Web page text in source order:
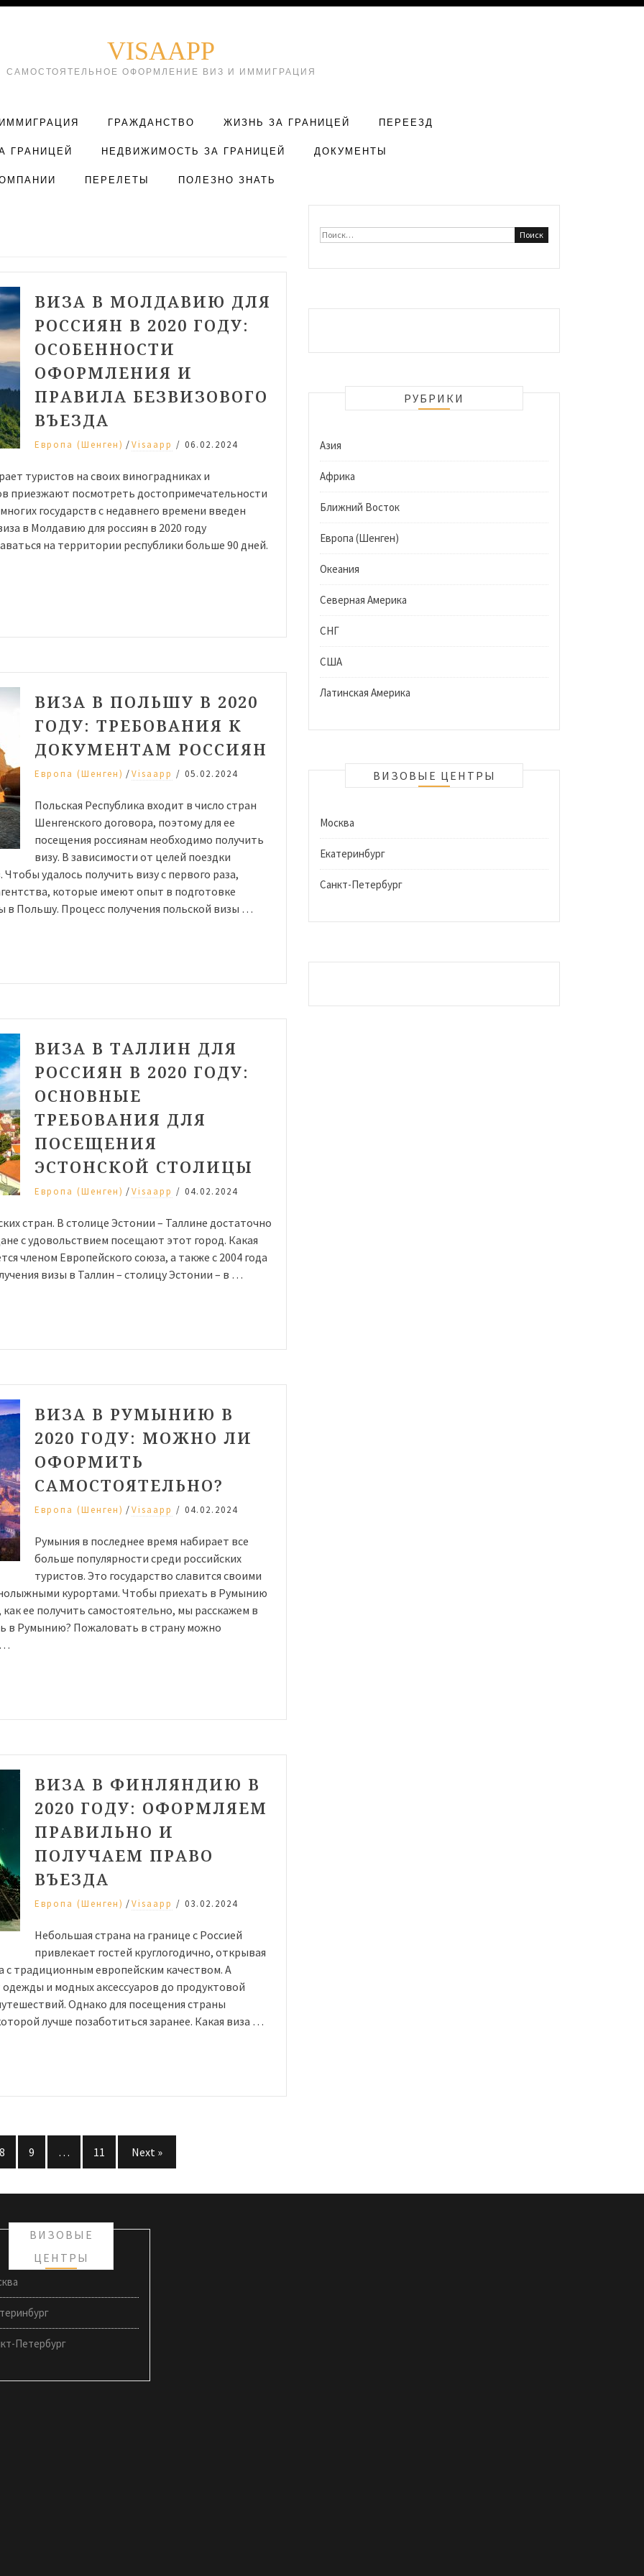
VISAAPP
САМОСТОЯТЕЛЬНОЕ ОФОРМЛЕНИЕ ВИЗ И ИММИГРАЦИЯ
ИММИГРАЦИЯ ГРАЖДАНСТВО ЖИЗНЬ ЗА ГРАНИЦЕЙ ПЕРЕЕЗД
ГРАНИЦЕЙ НЕДВИЖИМОСТЬ ЗА ГРАНИЦЕЙ ДОКУМЕНТЫ
ПЕРЕЛЕТЫ ПОЛЕЗНО ЗНАТЬ
ВИЗА В МОЛДАВИЮ ДЛЯ
РОССИЯН В 2020 ГОДУ:
ОСОБЕННОСТИ
ОФОРМЛЕНИЯ И
ПРАВИЛА БЕЗВИЗОВОГО
ВЪЕЗДА
Европа (Шенген) /Visaapp / 06.02.2024
туристов на своих виноградниках и
приезжают посмотреть достопримечательности
государств с недавнего времени введен
в Молдавию для россиян в 2020 году
на территории республики больше 90 дней.
ВИЗА В ПОЛЬШУ В 2020
ГОДУ: ТРЕБОВАНИЯ К
ДОКУМЕНТАМ РОССИЯН
Европа (Шенген) /Visaapp / 05.02.2024
Польская Республика входит в число стран
Шенгенского договора, поэтому для ее
посещения россиянам необходимо получить
визу. В зависимости от целей поездки
удалось получить визу с первого раза,
которые имеют опыт в подготовке
в Польшу. Процесс получения польской визы …
ВИЗА В ТАЛЛИН ДЛЯ
РОССИЯН В 2020 ГОДУ:
ОСНОВНЫЕ
ТРЕБОВАНИЯ ДЛЯ
ПОСЕЩЕНИЯ
ЭСТОНСКОЙ СТОЛИЦЫ
Европа (Шенген) /Visaapp / 04.02.2024
стран. В столице Эстонии – Таллине достаточно
с удовольствием посещают этот город. Какая
членом Европейского союза, а также с 2004 года
визы в Таллин – столицу Эстонии – в …
ВИЗА В РУМЫНИЮ В
2020 ГОДУ: МОЖНО ЛИ
ОФОРМИТЬ
САМОСТОЯТЕЛЬНО?
Европа (Шенген) /Visaapp / 04.02.2024
Румыния в последнее время набирает все
больше популярности среди российских
туристов. Это государство славится своими
курортами. Чтобы приехать в Румынию
ее получить самостоятельно, мы расскажем в
в Румынию? Пожаловать в страну можно
…
ВИЗА В ФИНЛЯНДИЮ В
2020 ГОДУ: ОФОРМЛЯЕМ
ПРАВИЛЬНО И
ПОЛУЧАЕМ ПРАВО
ВЪЕЗДА
Европа (Шенген) /Visaapp / 03.02.2024
Небольшая страна на границе с Россией
привлекает гостей круглогодично, открывая
с традиционным европейским качеством. А
и модных аксессуаров до продуктовой
Однако для посещения страны
лучше позаботиться заранее. Какая виза …
8 9 … 11 Next »
Найти:
РУБРИКИ
Азия
Африка
Ближний Восток
Европа (Шенген)
Океания
Северная Америка
СНГ
США
Латинская Америка
ВИЗОВЫЕ ЦЕНТРЫ
Москва
Екатеринбург
Санкт-Петербург
ВИЗОВЫЕ
ЦЕНТРЫ
Петербург